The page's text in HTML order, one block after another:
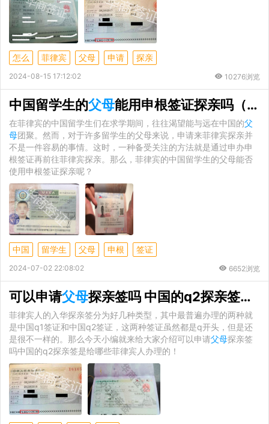
怎么 菲律宾 父母 申请 探亲
2024-08-15 17:12:02 10276浏览
中国留学生的父母能用申根签证探亲吗（申请签证入境的优势）
在菲律宾的中国留学生们在求学期间，往往渴望能与远在中国的父
母团聚。然而，对于许多留学生的父母来说，申请来菲律宾探亲并
不是一件容易的事情。这时，一种备受关注的方法就是通过申办申
根签证再前往菲律宾探亲。那么，菲律宾的中国留学生的父母能否
使用申根签证探亲呢？
中国 留学生 父母 申根 签证
2024-07-02 22:08:02 6652浏览
可以申请父母探亲签吗 中国的q2探亲签是给哪些菲律宾人办理的
菲律宾人的入华探亲签分为好几种类型，其中最普遍办理的两种就
是中国q1签证和中国q2签证，这两种签证虽然都是q开头，但是还
是很不一样的。那么今天小编就来给大家介绍可以申请父母探亲签
吗中国的q2探亲签是给哪些菲律宾人办理的！